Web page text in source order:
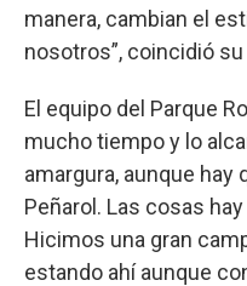
manera, cambian el
nosotros”, coincidió
El equipo del Parque
mucho tiempo y lo
amargura, aunque
Peñarol. Las cosas
Hicimos una gran
estando ahí aunque